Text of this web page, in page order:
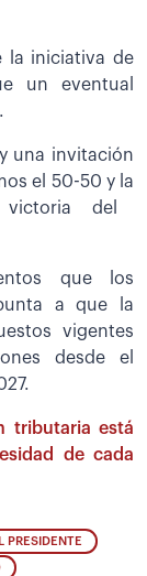
la iniciativa de
un eventual
una invitación
el 50-50 y la
del
que los
a que la
vigentes
desde el
tributaria está
de cada
PRESIDENTE